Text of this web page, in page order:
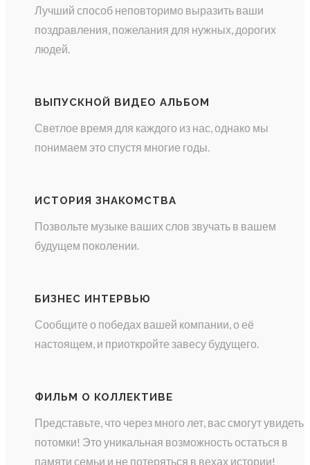
Лучший способ неповторимо выразить ваши
поздравления, пожелания для нужных, дорогих
людей.
ВЫПУСКНОЙ ВИДЕО АЛЬБОМ
Светлое время для каждого из нас, однако мы
понимаем это спустя многие годы.
ИСТОРИЯ ЗНАКОМСТВА
Позвольте музыке ваших слов звучать в вашем
будущем поколении.
БИЗНЕС ИНТЕРВЬЮ
Сообщите о победах вашей компании, о её
настоящем, и приоткройте завесу будущего.
ФИЛЬМ О КОЛЛЕКТИВЕ
Представьте, что через много лет, вас смогут увидеть
потомки! Это уникальная возможность остаться в
памяти семьи и не потеряться в вехах истории!